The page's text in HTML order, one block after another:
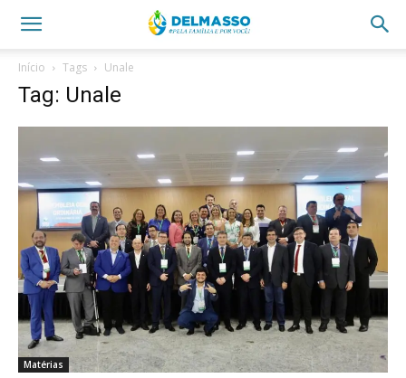
Início Tags Unale
Tag: Unale
Matérias